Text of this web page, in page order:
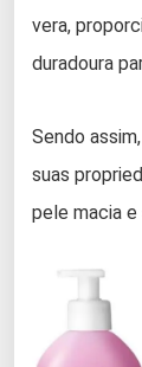
vera,
duradoura
Sendo
suas
pele macia